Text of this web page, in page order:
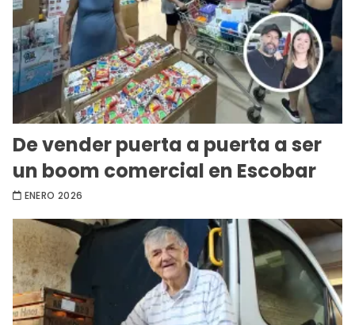
De vender puerta a puerta a ser
un boom comercial en Escobar
ENERO 2026